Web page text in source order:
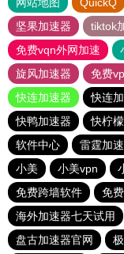
网站地图 QuickQ
坚果加速器
tiktok
免费vqn外网加速
旋风加速器
免费
快连加速器
快连
快鸭加速器
快柠
软件中心
雷霆加速
小美
小美vpn
免费跨墙软件
免
海外加速器七天试用
盘古加速器官网